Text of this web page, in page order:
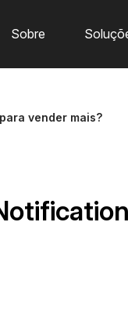
Sobre
vender mais?